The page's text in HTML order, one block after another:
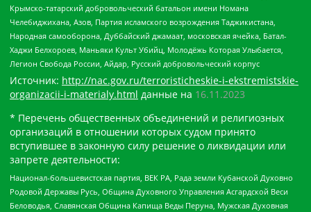
Крымско-татарский добровольческий батальон имени Номана
Челебиджихана, Азов, Партия исламского возрождения Таджикистана,
Народная самооборона, Дуббайский джамаат, московская ячейка, Батал-
Хаджи Белхороев, Маньяки Культ Убийц, Молодёжь Которая Улыбается,
Легион Свобода России, Айдар, Русский добровольческий корпус
Источник: http://nac.gov.ru/terroristicheskie-i-ekstremistskie-
organizacii-i-materialy.html данные на 16.11.2023
* Перечень общественных объединений и религиозных
организаций в отношении которых судом принято
вступившее в законную силу решение о ликвидации или
запрете деятельности:
Национал-большевистская партия, ВЕК РА, Рада земли Кубанской Духовно
Родовой Державы Русь, Община Духовного Управления Асгардской Веси
Беловодья, Славянская Община Капища Веды Перуна, Мужская Духовная